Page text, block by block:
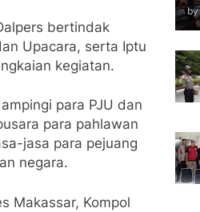
bertindak
Upacara, serta Iptu
kegiatan.
para PJU dan
para pahlawan
jasa para pejuang
negara.
Makassar, Kompol
by